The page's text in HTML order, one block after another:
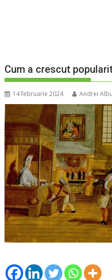
Cum a crescut
14 februarie 2024 Andrei Albu